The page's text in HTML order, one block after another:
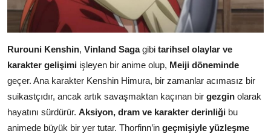
Rurouni Kenshin, Vinland Sagagibi tarihsel olaylar ve
karakter gelişimi işleyen bir anime olup, Meiji döneminde
geçer. Ana karakter Kenshin Himura, bir zamanlar acımasız bir
suikastçıdır, ancak artık savaşmaktan kaçınan bir gezgin olarak
hayatını sürdürür. Aksiyon, dram ve karakter derinliği bu
animede büyük bir yer tutar. Thorfinn’in geçmişiyle yüzleşme